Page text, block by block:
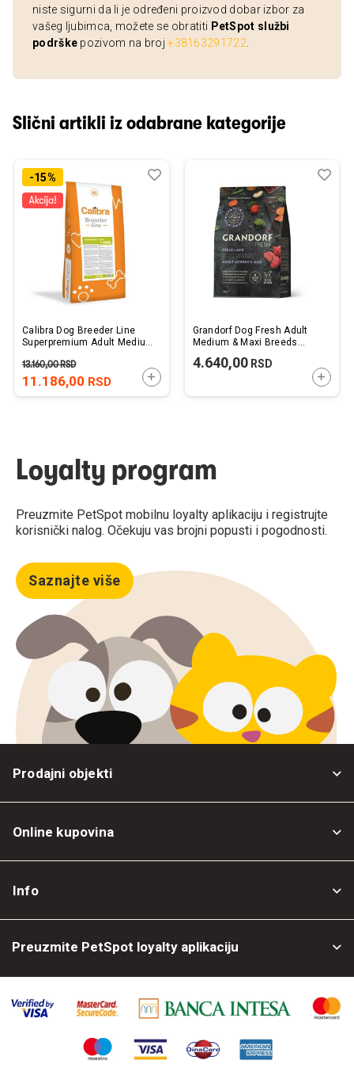
niste sigurni da li je određeni proizvod dobar izbor za
vašeg ljubimca, možete se obratiti PetSpot službi
podrške pozivom na broj+38163291722
Slični artikli iz odabrane kategorije
-15%
Calibra Dog Breeder Line
Superpremium Adult Medium
11.186,00 RSD
13.160,00RSD
DODAJTE U KORPU
Dodaj
Uporedi
Grandorf Dog Fresh Adult
Medium & Maxi Breeds
4.640,00RSD
Loyalty program
Preuzmite PetSpot mobilnu loyalty aplikaciju i registrujte
korisnički nalog. Očekuju vas brojni popusti i pogodnosti.
Saznajte više
Prodajni objekti
Online kupovina
Info
Preuzmite PetSpot loyalty aplikaciju